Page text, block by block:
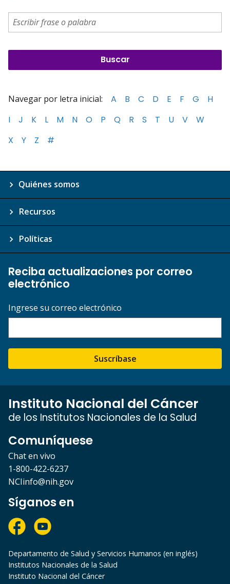
Navegar por letra inicial: A B C D E F G
H
I
J K L M N O P Q R S T U V
W
X
Y Z #
Quiénes somos
Recursos
Políticas
Reciba actualizaciones por correo
electrónico
Ingrese su correo electrónico
Suscríbase
Instituto Nacional del Cáncer
de los Institutos Nacionales de la Salud
Comuníquese
Chat en vivo
1-800-422-6237
NCIinfo@nih.gov
Síganos en
Departamento de Salud y Servicios Humanos (en inglés)
Institutos Nacionales de la Salud
Instituto Nacional del Cáncer